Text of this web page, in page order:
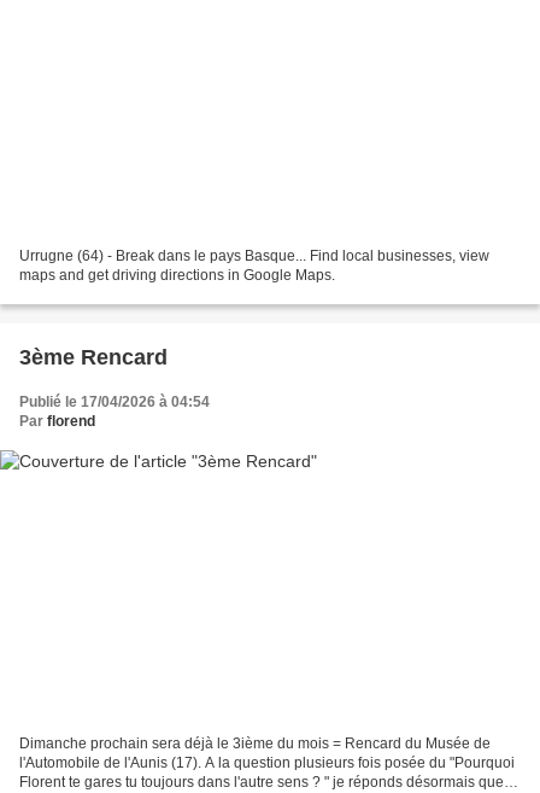
Urrugne (64) - Break dans le pays Basque... Find local businesses, view
maps and get driving directions in Google Maps.
3ème Rencard
Publié le 17/04/2026 à 04:54
Par florend
Dimanche prochain sera déjà le 3ième du mois = Rencard du Musée de
l'Automobile de l'Aunis (17). A la question plusieurs fois posée du "Pourquoi
Florent te gares tu toujours dans l'autre sens ? " je réponds désormais que